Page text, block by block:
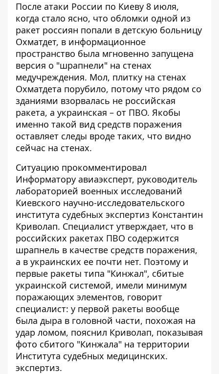
После атаки России по Киеву 8 июля,
когда стало ясно, что обломки одной из
ракет россиян попали в детскую больницу
Охматдет, в информационное
пространство была мгновенно запущена
версия о "шрапнели" на стенах
медучреждения. Мол, плитку на стенах
Охматдета порубило, потому что рядом со
зданиями взорвалась не российская
ракета, а украинская – от ПВО. Якобы
именно такой вид средств поражения
оставляет следы вроде таких, что видно
сейчас на стенах.
Ситуацию прокомментировал
Информатору авиаэксперт, руководитель
лабораторией военных исследований
Киевского научно-исследовательского
института судебных экспертиз Константин
Криволап. Специалист утверждает, что в
российских ракетах ПВО содержится
шрапнель в качестве средств поражения,
а в украинских ее почти нет. Поэтому и
первые ракеты типа "Кинжал", сбитые
украинской системой, имели минимум
поражающих элементов, говорит
специалист: у первой ракеты вообще
была дыра в головной части, похожая на
удар ломом, пояснил Криволап, показывая
фото сбитого "Кинжала" на территории
Института судебных медицинских.
экспертиз.